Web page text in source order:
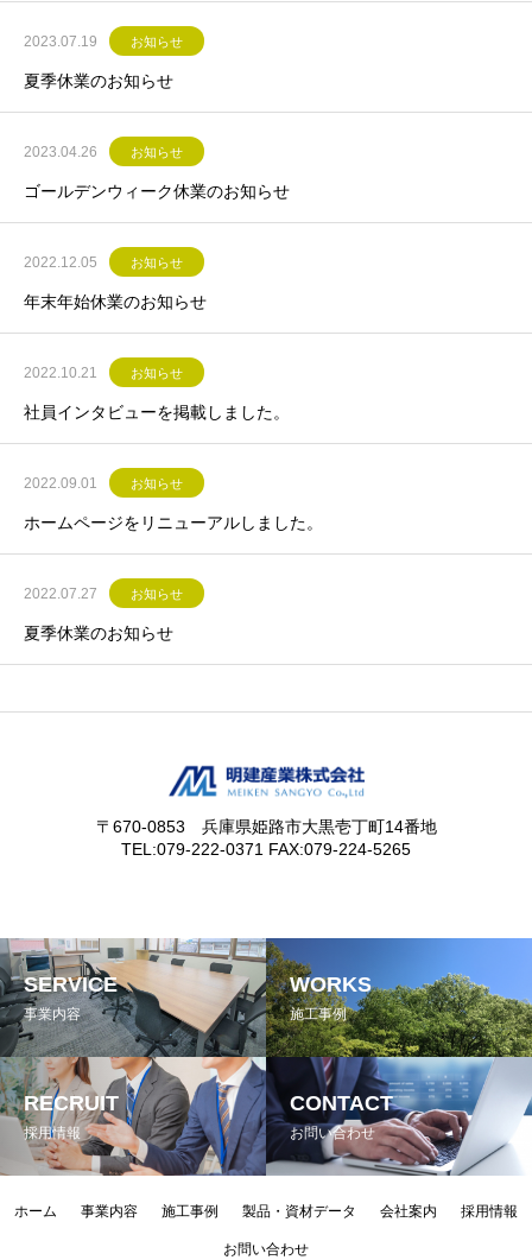
2023.07.19 お知らせ
夏季休業のお知らせ
2023.04.26 お知らせ
ゴールデンウィーク休業のお知らせ
2022.12.05 お知らせ
年末年始休業のお知らせ
2022.10.21 お知らせ
社員インタビューを掲載しました。
2022.09.01 お知らせ
ホームページをリニューアルしました。
2022.07.27 お知らせ
夏季休業のお知らせ
〒670-0853 兵庫県姫路市大黒壱丁町14番地
TEL:079-222-0371 FAX:079-224-5265
SERVICE
事業内容
WORKS
施工事例
RECRUIT
採用情報
CONTACT
お問い合わせ
ホーム 事業内容 施工事例 製品・資材データ 会社案内 採用情報
お問い合わせ